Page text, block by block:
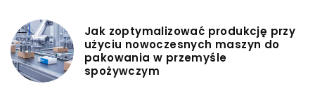
Jak zoptymalizować produkcję przy
użyciu nowoczesnych maszyn do
pakowania w przemyśle
spożywczym